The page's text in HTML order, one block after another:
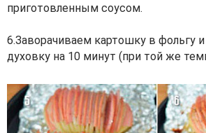
приготовленным соусом.
6.Заворачиваем картошку в фольгу
духовку на 10 минут (при той же